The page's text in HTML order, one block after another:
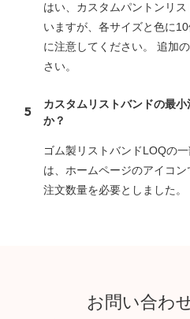
はい、カスタムパントンリ
いますが、各サイズと色に
に注意してください。 追加
さい。
5
カスタムリストバンドの最
か？
ゴム製リストバンドLOQの
は、ホームページのアイコ
注文数量を必要としました。
お問い合わ